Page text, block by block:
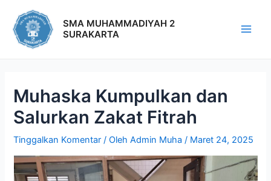
SMA MUHAMMADIYAH 2
SURAKARTA
Muhaska Kumpulkan dan
Salurkan Zakat Fitrah
Tinggalkan Komentar / OlehAdmin Muha / Maret 24, 2025